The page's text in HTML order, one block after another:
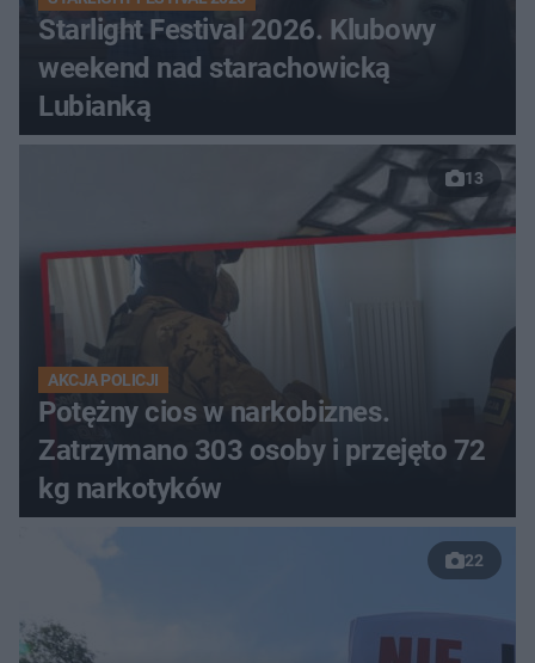
Starlight Festival 2026. Klubowy
weekend nad starachowicką
Lubianką
13
AKCJA POLICJI
Potężny cios w narkobiznes.
Zatrzymano 303 osoby i przejęto 72
kg narkotyków
22